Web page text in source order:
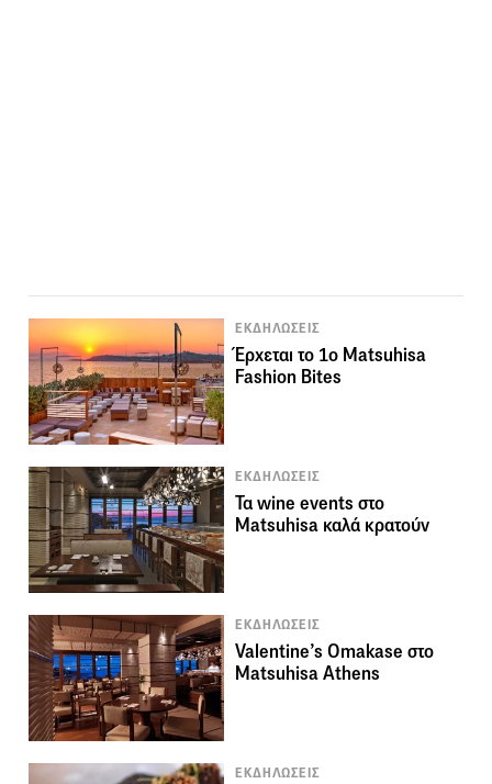
ΕΚΔΗΛΩΣΕΙΣ
Έρχεται το 1ο Matsuhisa
Fashion Bites
ΕΚΔΗΛΩΣΕΙΣ
Τα wine events στο
Matsuhisa καλά κρατούν
ΕΚΔΗΛΩΣΕΙΣ
Valentine’s Omakase στο
Matsuhisa Athens
ΕΚΔΗΛΩΣΕΙΣ